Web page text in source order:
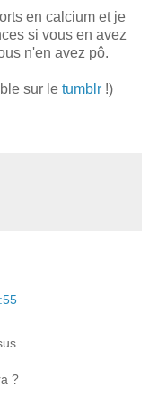
en calcium et je
si vous en avez
n'en avez pô.
sur le tumblr !)
?